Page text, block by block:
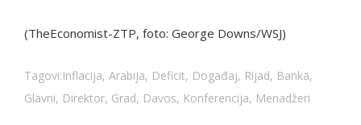
(TheEconomist-ZTP, foto: George Downs/WSJ)
Tagovi:Inflacija, Arabija, Deficit, Događaj, Rijad, Banka,
Glavni, Direktor, Grad, Davos, Konferencija, Menadžeri